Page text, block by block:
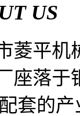
US
菱平机
座落于
套的